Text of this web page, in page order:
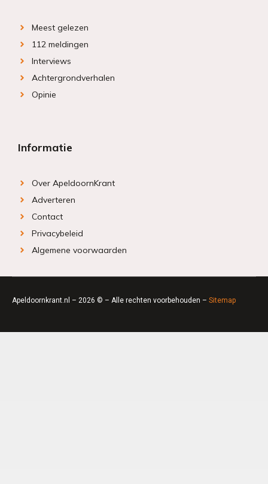
Meest gelezen
112 meldingen
Interviews
Achtergrondverhalen
Opinie
Informatie
Over ApeldoornKrant
Adverteren
Contact
Privacybeleid
Algemene voorwaarden
Apeldoornkrant.nl – 2026 © – Alle rechten voorbehouden – Sitemap